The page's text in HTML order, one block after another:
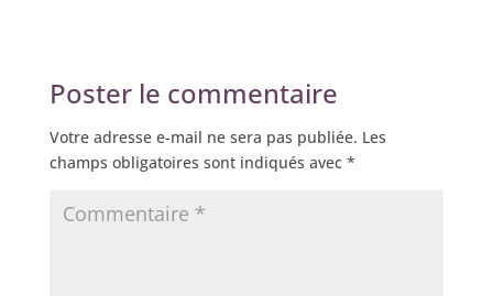
Poster le commentaire
Votre adresse e-mail ne sera pas publiée. Les
champs obligatoires sont indiqués avec *